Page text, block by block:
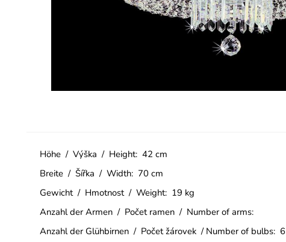
Höhe / Výška / Height: 42 cm
Breite / Šířka / Width: 70 cm
Gewicht / Hmotnost / Weight: 19 kg
Anzahl der Armen / Počet ramen / Number of arms:
Anzahl der Glühbirnen / Počet žárovek / Number of bulbs: 6